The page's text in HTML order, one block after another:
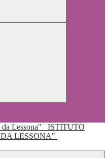
ISTITUTO
LESSONA"